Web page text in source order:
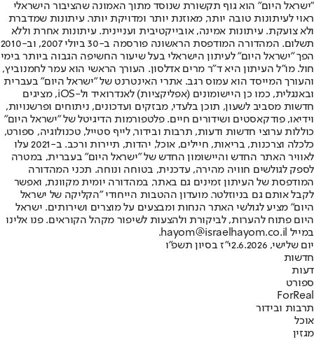
"ישראל היום" הוא גוף תקשורת שנוסד מתוך האמונה שהציבור הישראלי
ראוי לעיתונות טובה יותר, מאוזנת יותר ומדויקת יותר. עיתונות שמדברת
ולא צועקת. עיתונות אמינה, אובייקטיבית ועניינית. עיתונות אחרת וללא
תשלום. המהדורה המודפסת הראשונה פורסמה ב-30 ביולי 2007, וב-2010
הפך "ישראל היום" לעיתון הישראלי בעל שיעור החשיפה הגבוה ביותר בימי
חול. מו"ל העיתון היא ד"ר מרים אדלסון. העורך הראשי הוא עמר לחמנוביץ,
והעורך המייסד הוא עמוס רגב. אתרי האינטרנט של "ישראל היום" בעברית
ובאנגלית, כמו כן היישומונים (אפליקציות) לאנדרואיד ול-iOS, מציגים
חדשות מסביב לשעון, תוכן בלעדי, מבזקים ועדכונים, ניתוחים ופרשנויות,
וידיאו, פודקאסטים ושידורים חיים. פלטפורמות הדיגיטל של "ישראל היום"
כוללות ערוצי חדשות ודעות, תרבות ובידור, לייף סטייל, טכנולוגיה, ספורט,
כלכלה וצרכנות, בריאות, חיילים, אוכל, יהדות, תיירות ורכב. ב-2021 עלו
לאוויר האתר החדש והיישומון החדש של "ישראל היום" בעברית, במטרה
לספק לגולשים חוויה מהירה, עדכנית, בטוחה ונוחה. תכני המהדורה
המודפסת של העיתון זמינים גם באתר, במהדורה יומית מקוונת, ואפשר
לקבל אותם גם בניוזלטר. מועדון ההטבות הייחודי "הקליקה של ישראל
היום" מציע לגולשי האתר הנחות ומבצעים על מוצרים ושירותים. ישראל
היום פתוח להערות, לביקורת ולהצעות לשיפור מקהל הקוראים. פנו אלינו
במייל hayom@israelhayom.co.il.
יום שלישי, 2.6.2026
י"ז בסיון תשפ"ו
חדשות
דעות
ספורט
ForReal
תרבות ובידור
אוכל
מגזין